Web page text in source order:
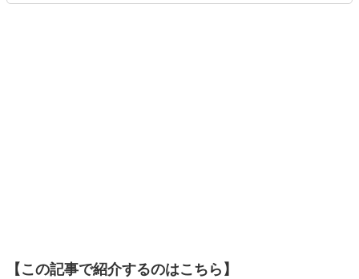
食品選び、束の間のリラックスタイムを楽しむためのスイ
【この記事で紹介するのはこちら】